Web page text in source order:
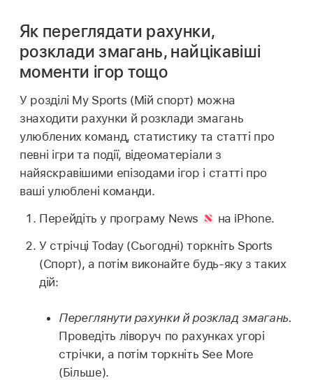
Як переглядати рахунки,
розклади змагань, найцікавіші
моменти ігор тощо
У розділі My Sports (Мій спорт) можна
знаходити рахунки й розклади змагань
улюблених команд, статистику та статті про
певні ігри та події, відеоматеріали з
найяскравішими епізодами ігор і статті про
ваші улюблені команди.
Перейдіть у програму News
на iPhone.
У стрічці Today (Сьогодні) торкніть Sports
(Спорт), а потім виконайте будь-яку з таких
дій:
Переглянути рахунки й розклад змагань.
Проведіть ліворуч по рахунках угорі
стрічки, а потім торкніть See More
(Більше).